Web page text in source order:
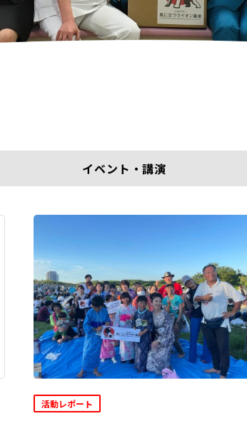
イベント・講演
活動レポート